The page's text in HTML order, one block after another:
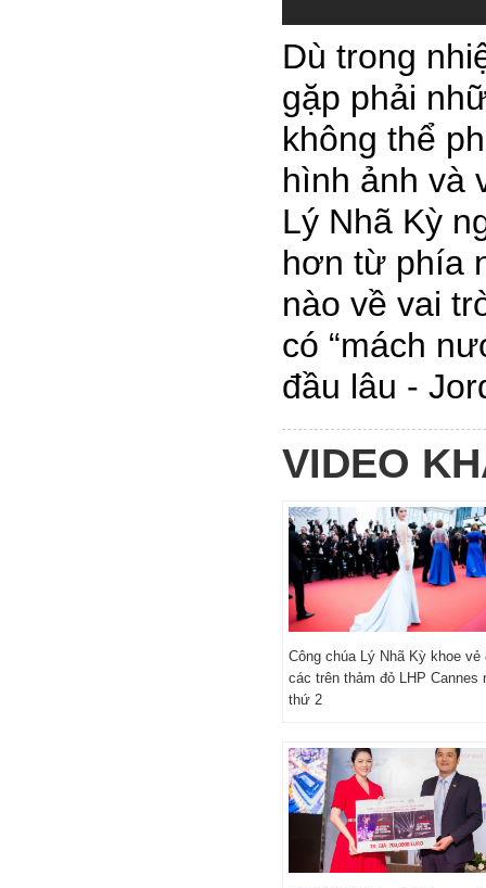
Dù trong
gặp phải
không thể
hình ảnh và
Lý Nhã Kỳ
hơn từ phía
nào về vai
có “mách
đầu lâu -
VIDEO
Công chúa Lý Nhã Kỳ khoe vẻ
các trên thảm đỏ LHP Cannes
thứ 2